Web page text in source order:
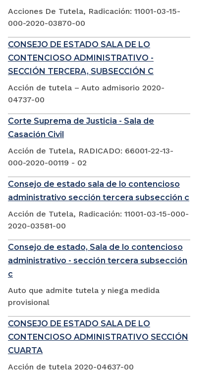
Acciones De Tutela, Radicación: 11001-03-15-
000-2020-03870-00
CONSEJO DE ESTADO SALA DE LO
CONTENCIOSO ADMINISTRATIVO -
SECCIÓN TERCERA, SUBSECCIÓN C
Acción de tutela – Auto admisorio 2020-
04737-00
Corte Suprema de Justicia - Sala de
Casación Civil
Acción de Tutela, RADICADO: 66001-22-13-
000-2020-00119 - 02
Consejo de estado sala de lo contencioso
administrativo sección tercera subsección c
Acción de Tutela, Radicación: 11001-03-15-000-
2020-03581-00
Consejo de estado, Sala de lo contencioso
administrativo - sección tercera subsección
c
Auto que admite tutela y niega medida
provisional
CONSEJO DE ESTADO SALA DE LO
CONTENCIOSO ADMINISTRATIVO SECCIÓN
CUARTA
Acción de tutela 2020-04637-00